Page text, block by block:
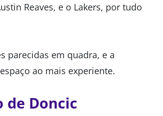
Reaves, e o Lakers, por tudo
parecidas em quadra, e a
ao mais experiente.
Doncic